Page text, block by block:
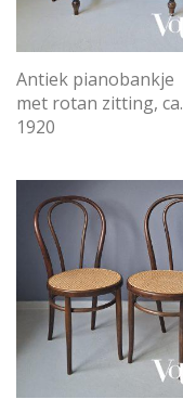
Antiek pianobankje
met rotan zitting, ca.
1920